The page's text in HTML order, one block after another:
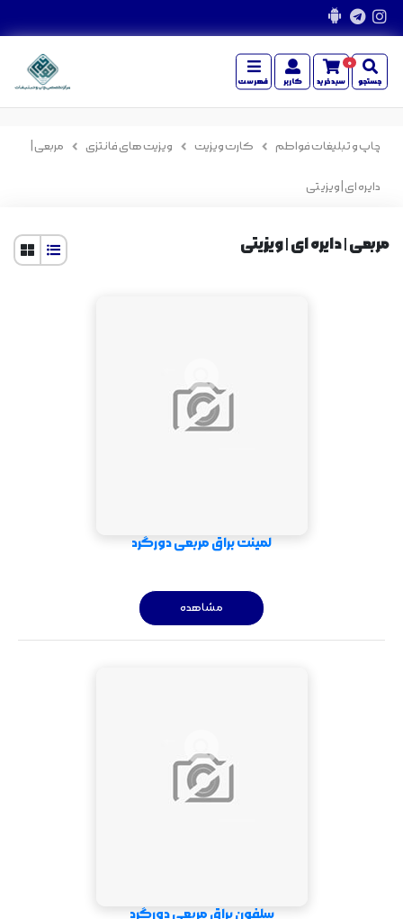
جستجو سبدخرید
0
کاربر
فهرست
چاپ و تبلیغات فواطم کارت ویزیت ویزیت های فانتزی مربعی |
دایره ای | ویزیتی
مربعی | دایره ای | ویزیتی
لمینت براق مربعی دورگرد
مشاهده
سلفون براق مربعی دورگرد